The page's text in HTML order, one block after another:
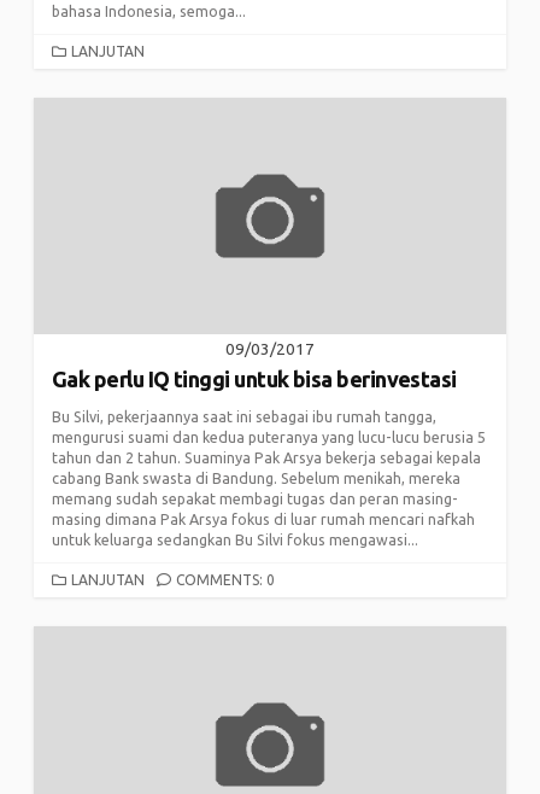
bahasa Indonesia, semoga...
CATEGORIES
LANJUTAN
09/03/2017
Gak perlu IQ tinggi untuk bisa berinvestasi
Bu Silvi, pekerjaannya saat ini sebagai ibu rumah tangga,
mengurusi suami dan kedua puteranya yang lucu-lucu berusia 5
tahun dan 2 tahun. Suaminya Pak Arsya bekerja sebagai kepala
cabang Bank swasta di Bandung. Sebelum menikah, mereka
memang sudah sepakat membagi tugas dan peran masing-
masing dimana Pak Arsya fokus di luar rumah mencari nafkah
untuk keluarga sedangkan Bu Silvi fokus mengawasi...
CATEGORIES
LANJUTAN COMMENTS: 0